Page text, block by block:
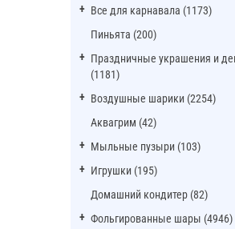
Все для карнавала (1173)
Пиньята (200)
Праздничные украшения и
(1181)
Воздушные шарики (2254)
Аквагрим (42)
Мыльные пузыри (103)
Игрушки (195)
Домашний кондитер (82)
Фольгированные шары (4946)